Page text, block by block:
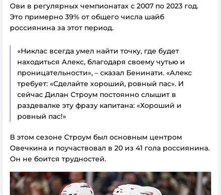
Ови в регулярных чемпионатах с 2007 по 2023 год.
Это примерно 39% от общего числа шайб
россиянина за этот период.
«Никлас всегда умел найти точку, где будет
находиться Алекс, благодаря своему чутью и
проницательности», – сказал Бенинати. «Алекс
требует: «Сделайте хороший, ровный пас». И
сейчас Дилан Строум постоянно слышит в
раздевалке эту фразу капитана: «Хороший и
ровный пас!»
В этом сезоне Строум был основным центром
Овечкина и поучаствовал в 20 из 41 гола россиянина.
Он не боится трудностей.